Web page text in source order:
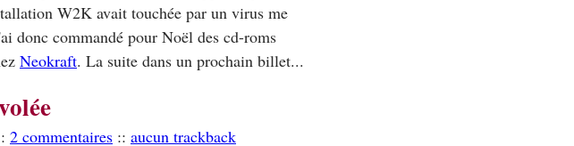
W2K avait touchée par un virus me
donc commandé pour Noël des cd-roms
Neokraft. La suite dans un prochain billet...
2 commentaires :: aucun trackback